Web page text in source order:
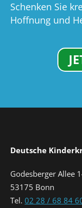
Schenken Sie
Hoffnung und
Deutsche
Godesberger Allee
53175 Bonn
Tel. 02 28 / 68 84